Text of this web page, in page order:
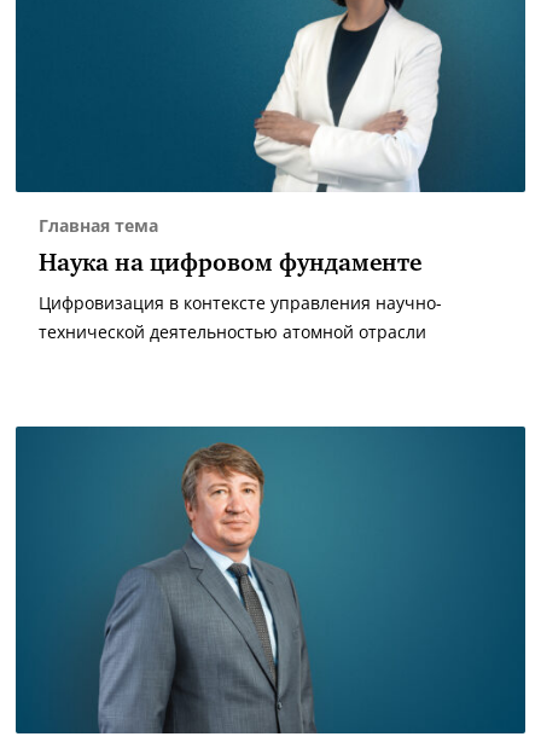
Главная тема
Наука на цифровом фундаменте
Цифровизация в контексте управления научно-
технической деятельностью атомной отрасли